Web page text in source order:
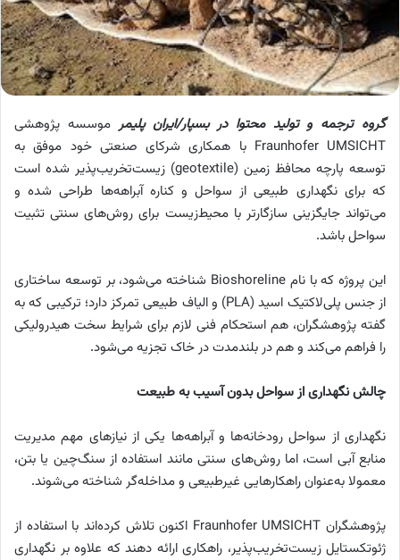
گروه ترجمه و تولید محتوا در بسپار/ایران پلیمرموسسه پژوهشی
Fraunhofer UMSICHT با همکاری شرکای صنعتی خود موفق به
توسعه پارچه محافظ زمین (geotextile) زیست‌تخریب‌پذیر شده است
که برای نگهداری طبیعی از سواحل و کناره آبراهه‌ها طراحی شده و
می‌تواند جایگزینی سازگارتر با محیط‌زیست برای روش‌های سنتی تثبیت
سواحل باشد.
این پروژه که با نام Bioshoreline شناخته می‌شود، بر توسعه ساختاری
از جنس پلی‌لاکتیک اسید (PLA) و الیاف طبیعی تمرکز دارد؛ ترکیبی که به
گفته پژوهشگران، هم استحکام فنی لازم برای شرایط سخت هیدرولیکی
را فراهم می‌کند و هم در بلندمدت در خاک تجزیه می‌شود.
چالش نگهداری از سواحل بدون آسیب به طبیعت
نگهداری از سواحل رودخانه‌ها و آبراهه‌ها یکی از نیازهای مهم مدیریت
منابع آبی است، اما روش‌های سنتی مانند استفاده از سنگ‌چین یا بتن،
معمولا به‌عنوان راهکارهایی غیرطبیعی و مداخله‌گر شناخته می‌شوند.
پژوهشگران Fraunhofer UMSICHT اکنون تلاش کرده‌اند با استفاده از
ژئوتکستایل زیست‌تخریب‌پذیر، راهکاری ارائه دهند که علاوه بر نگهداری